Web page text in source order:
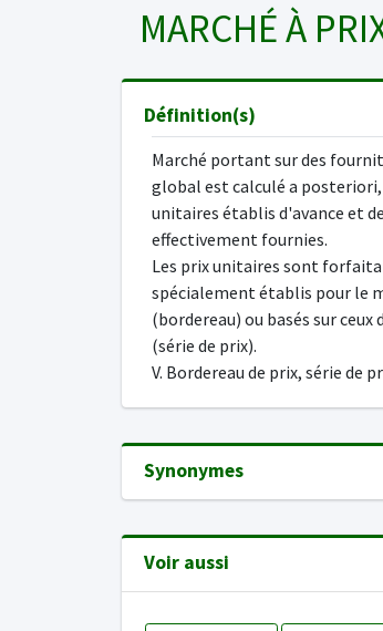
MARCHÉ À
Définition(s)
Marché portant sur des
global est calculé a
unitaires établis d'avance et
effectivement fournies.
Les prix unitaires sont
spécialement établis pour le
(bordereau) ou basés sur
(série de prix).
V. Bordereau de prix, série de
Synonymes
Voir aussi